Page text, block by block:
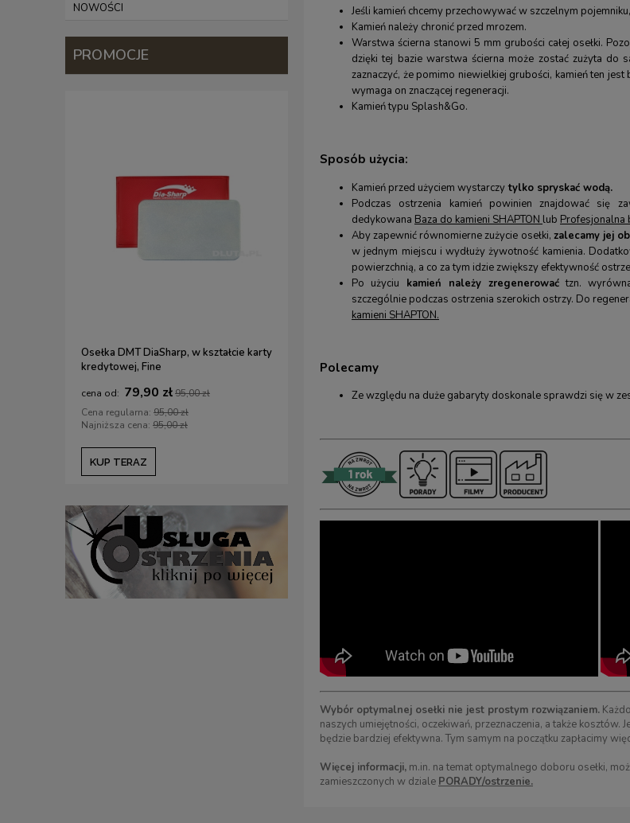
NOWOŚCI
PROMOCJE
Osełka DMT DiaSharp, w kształcie karty
kredytowej, Fine
79,90 zł95,00 zł
Cena regularna: 95,00 zł
Najniższa cena: 95,00 zł
KUP TERAZ
podstawowy z 9 końcówkami i
104,00 zł 110,00 zł
KUP TERAZ
44,00 zł
KUP TERAZ
Jeśli kamień chcemy przechowywać w szczelnym
Kamień należy chronić przed mrozem.
Warstwa ścierna stanowi 5 mm grubości całej osełki.
dzięki tej bazie warstwa ścierna może zostać zużyta do
zaznaczyć, że pomimo niewielkiej grubości, kamień ten
wymaga on znaczącej regeneracji.
Kamień typu Splash&Go.
Sposób użycia:
Kamień przed użyciem wystarczytylko spryskać wodą.
Podczas ostrzenia kamień powinien znajdować się
dedykowana Baza do kamieni SHAPTON lub Profesjonalna
Aby zapewnić równomierne zużycie osełki, zalecamy jej
w jednym miejscu i wydłuży żywotność kamienia.
powierzchnią, a co za tym idzie zwiększy efektywność
Po użyciu kamień należy zregenerować tzn.
szczególnie podczas ostrzenia szerokich ostrzy. Do
kamieni SHAPTON.
Polecamy
Ze względu na duże gabaryty doskonale sprawdzi się w
Wybór optymalnej osełki nie jest prostym rozwiązaniem.
naszych umiejętności, oczekiwań, przeznaczenia, a także
będzie bardziej efektywna. Tym samym na początku zapłacimy
Więcej informacji, m.in. na temat optymalnego doboru osełki,
zamieszczonych w dziale PORADY/ostrzenie.